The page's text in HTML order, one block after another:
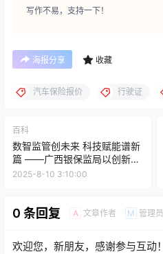
写作不易，支持一下！
海报分享 收藏
汽车保险报价 行驶证
百科
数智监管创未来 科技赋能谱新
篇 ——广西银保监局以创新驱
动行业高质量发展
2025-8-10 3:10:00
0 条回复 A 文章作者 M 管理员
欢迎您，新朋友，感谢参与互动！